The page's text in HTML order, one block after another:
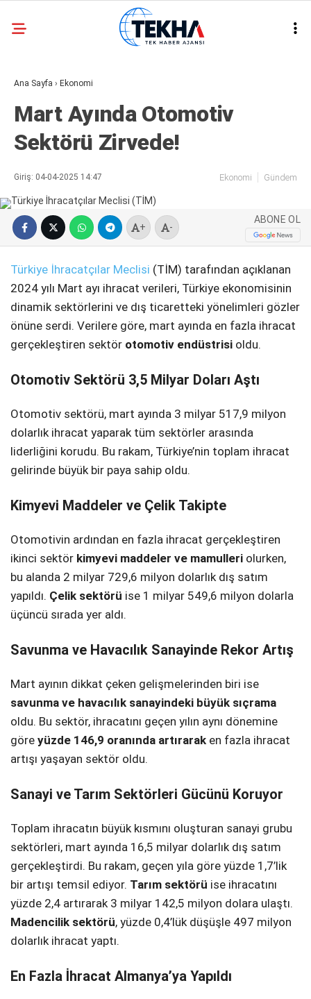
Hattı
Facebook
Instagram
Youtube
24
ASAYIŞ
GÜNDEM
EKONOMI
POLITIKA
METEOROLOJI
Ana Sayfa › Ekonomi
Mart Ayında Otomotiv
Sektörü Zirvede!
Giriş: 04-04-2025 14:47 Ekonomi Gündem
+ -
ABONE OL
Türkiye İhracatçılar Meclisi (TİM) tarafından açıklanan
2024 yılı Mart ayı ihracat verileri, Türkiye ekonomisinin
dinamik sektörlerini ve dış ticaretteki yönelimleri gözler
önüne serdi. Verilere göre, mart ayında en fazla ihracat
gerçekleştiren sektör otomotiv endüstrisi oldu.
Otomotiv Sektörü 3,5 Milyar Doları Aştı
Otomotiv sektörü, mart ayında 3 milyar 517,9 milyon
dolarlık ihracat yaparak tüm sektörler arasında
liderliğini korudu. Bu rakam, Türkiye’nin toplam ihracat
gelirinde büyük bir paya sahip oldu.
Kimyevi Maddeler ve Çelik Takipte
Otomotivin ardından en fazla ihracat gerçekleştiren
ikinci sektör kimyevi maddeler ve mamulleri olurken,
bu alanda 2 milyar 729,6 milyon dolarlık dış satım
yapıldı. Çelik sektörü ise 1 milyar 549,6 milyon dolarla
üçüncü sırada yer aldı.
Savunma ve Havacılık Sanayinde Rekor Artış
Mart ayının dikkat çeken gelişmelerinden biri ise
savunma ve havacılık sanayindeki büyük sıçrama
oldu. Bu sektör, ihracatını geçen yılın aynı dönemine
göre yüzde 146,9 oranında artırarak en fazla ihracat
artışı yaşayan sektör oldu.
Sanayi ve Tarım Sektörleri Gücünü Koruyor
Toplam ihracatın büyük kısmını oluşturan sanayi grubu
sektörleri, mart ayında 16,5 milyar dolarlık dış satım
gerçekleştirdi. Bu rakam, geçen yıla göre yüzde 1,7’lik
bir artışı temsil ediyor. Tarım sektörü ise ihracatını
yüzde 2,4 artırarak 3 milyar 142,5 milyon dolara ulaştı.
Madencilik sektörü, yüzde 0,4’lük düşüşle 497 milyon
dolarlık ihracat yaptı.
En Fazla İhracat Almanya’ya Yapıldı